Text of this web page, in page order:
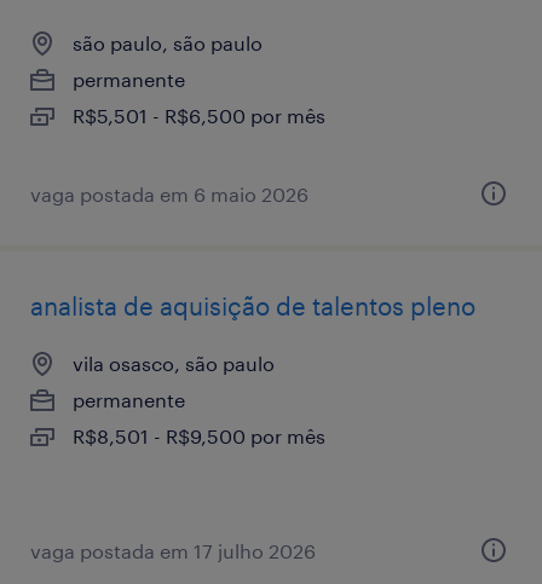
são paulo, são paulo
permanente
R$5,501 - R$6,500 por mês
vaga postada em 6 maio 2026
analista de aquisição de talentos pleno
vila osasco, são paulo
permanente
R$8,501 - R$9,500 por mês
vaga postada em 17 julho 2026